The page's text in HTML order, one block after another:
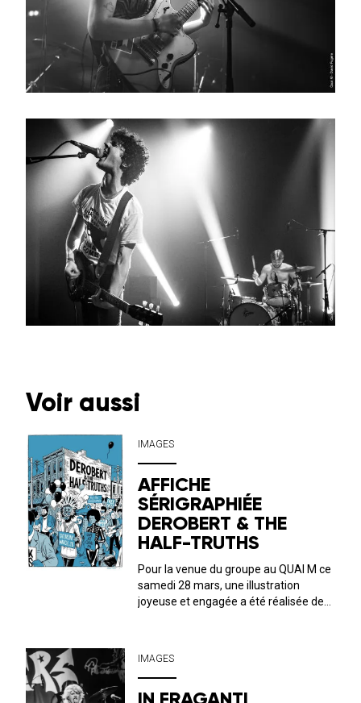
Voir aussi
IMAGES
AFFICHE
SÉRIGRAPHIÉE
DEROBERT & THE
HALF-TRUTHS
Pour la venue du groupe au QUAI M ce
samedi 28 mars, une illustration
joyeuse et engagée a été réalisée de
d’une folle soirée soul&nb...
IMAGES